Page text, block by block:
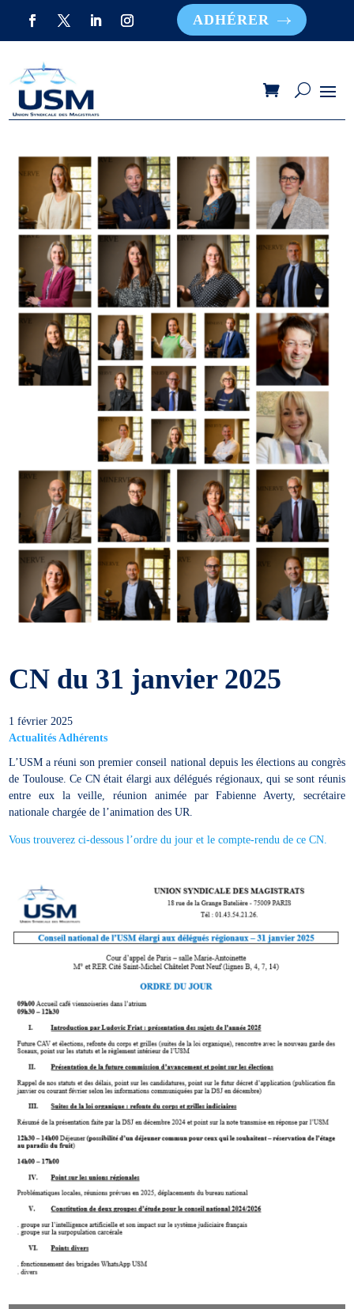
ADHÉRER
CN du 31 janvier 2025
1 février 2025
Actualités Adhérents
L’USM a réuni son premier conseil national depuis les élections au congrès
de Toulouse. Ce CN était élargi aux délégués régionaux, qui se sont réunis
entre eux la veille, réunion animée par Fabienne Averty, secrétaire
nationale chargée de l’animation des UR.
Vous trouverez ci-dessous l’ordre du jour et le compte-rendu de ce CN.